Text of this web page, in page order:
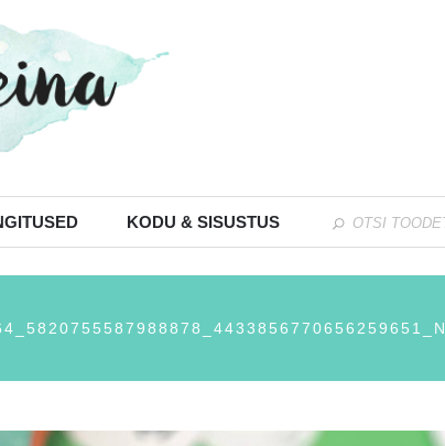
KODU & SISUSTUS